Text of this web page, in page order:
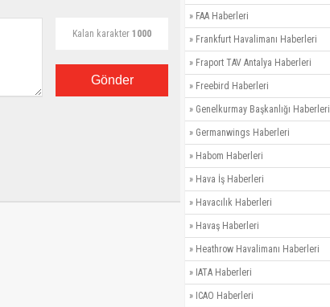
Kalan karakter 1000
Gönder
» FAA Haberleri
» Frankfurt Havalimanı Haberleri
» Fraport TAV Antalya Haberleri
» Freebird Haberleri
» Genelkurmay Başkanlığı Haberleri
» Germanwings Haberleri
» Habom Haberleri
» Hava İş Haberleri
» Havacılık Haberleri
» Havaş Haberleri
» Heathrow Havalimanı Haberleri
» IATA Haberleri
» ICAO Haberleri